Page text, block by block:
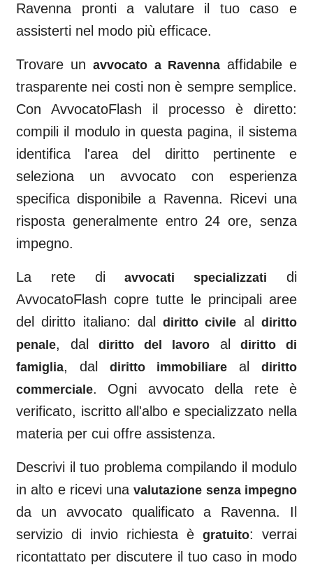
Ravenna pronti a valutare il tuo caso e
assisterti nel modo più efficace.
Trovare unavvocato a Ravenna affidabile e
trasparente nei costi non è sempre semplice.
Con AvvocatoFlash il processo è diretto:
compili il modulo in questa pagina, il sistema
identifica l'area del diritto pertinente e
seleziona un avvocato con esperienza
specifica disponibile a Ravenna. Ricevi una
risposta generalmente entro 24 ore, senza
impegno.
La rete diavvocati specializzati
di
AvvocatoFlash copre tutte le principali aree
del diritto italiano: daldiritto civile al
diritto
penale, dal diritto del lavoroal
diritto di
famiglia, dal diritto immobiliare al
diritto
commerciale. Ogni avvocato della rete è
verificato, iscritto all'albo e specializzato nella
materia per cui offre assistenza.
Descrivi il tuo problema compilando il modulo
in alto e ricevi unavalutazione senza impegno
da un avvocato qualificato a Ravenna. Il
servizio di invio richiesta è gratuito: verrai
ricontattato per discutere il tuo caso in modo